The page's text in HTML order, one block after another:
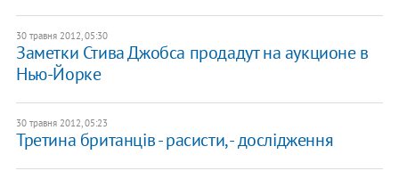
30 травня 2012, 05:30
Заметки Стива Джобса продадут на аукционе в
Нью-Йорке
30 травня 2012, 05:23
Третина британців - расисти, - дослідження